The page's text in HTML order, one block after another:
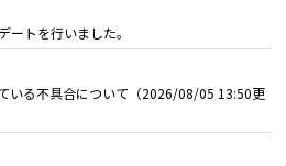
ートを行いました。
いる不具合について（2026/08/05 13:50更